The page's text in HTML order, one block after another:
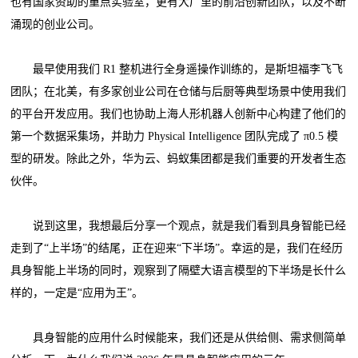
涌现的创业公司。
最早使用我们 R1 整机进行全身遥操作训练的，是斯坦福李飞飞
团队；在北美，有多家创业公司在仓储与后厨等典型场景中使用我们
的平台开发应用。我们也协助上海人形机器人创新中心构建了他们的
第一个数据采集场，并助力 Physical Intelligence 团队完成了 π0.5 模
型的研发。除此之外，华为云、蚂蚁集团都是我们重要的开发者生态
伙伴。
说到这里，我想最后分享一个观点，就是我们看到具身智能已经
走到了“上半场”的结尾，正在迎来“下半场”。幸运的是，我们在经历
具身智能上半场的同时，观察到了隔壁大语言模型的下半场是长什么
样的，一定是“应用为王”。
具身智能的应用什么时候能来，我们还是从供给侧、需求侧简单